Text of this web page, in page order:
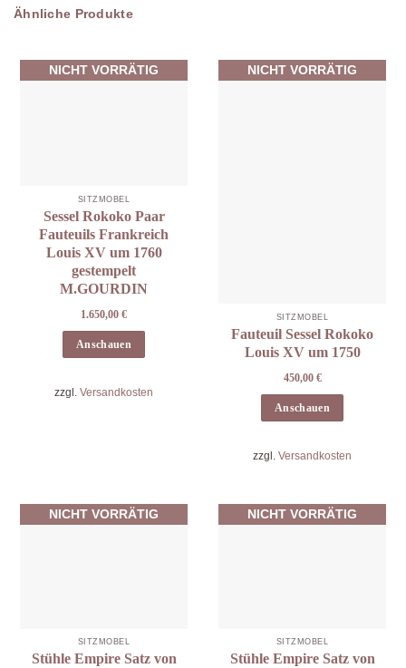
Ähnliche Produkte
NICHT VORRÄTIG
SITZMÖBEL
Sessel Rokoko Paar
Fauteuils Frankreich
Louis XV um 1760
gestempelt
M.GOURDIN
1.650,00 €
Anschauen
zzgl. Versandkosten
NICHT VORRÄTIG
SITZMÖBEL
Fauteuil Sessel Rokoko
Louis XV um 1750
450,00 €
Anschauen
zzgl. Versandkosten
NICHT VORRÄTIG
SITZMÖBEL
Stühle Empire Satz von
NICHT VORRÄTIG
SITZMÖBEL
Stühle Empire Satz von